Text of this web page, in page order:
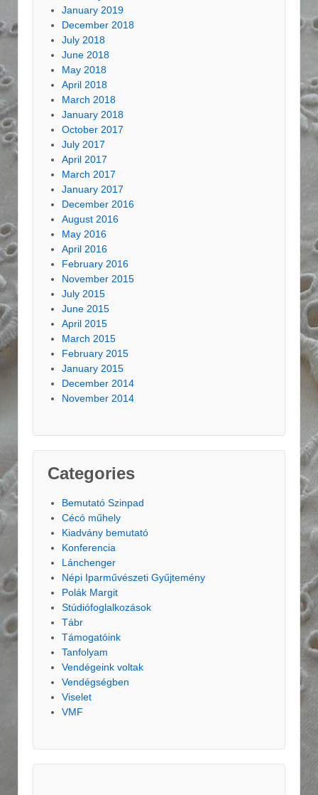
January 2019
December 2018
July 2018
June 2018
May 2018
April 2018
March 2018
January 2018
October 2017
July 2017
April 2017
March 2017
January 2017
December 2016
August 2016
May 2016
April 2016
February 2016
November 2015
July 2015
June 2015
April 2015
March 2015
February 2015
January 2015
December 2014
November 2014
Categories
Bemutató Szinpad
Cécó műhely
Kiadvány bemutató
Konferencia
Lánchenger
Népi Iparművészeti Gyűjtemény
Polák Margit
Stúdiófoglalkozások
Tábr
Támogatóink
Tanfolyam
Vendégeink voltak
Vendégségben
Viselet
VMF